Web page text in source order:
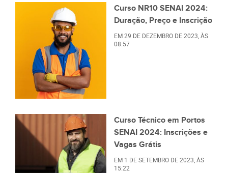
Curso NR10 SENAI 2024:
Duração, Preço e Inscrição
EM29 DE DEZEMBRO DE 2023 , ÀS
08:57
Curso Técnico em Portos
SENAI 2024: Inscrições e
Vagas Grátis
EM 1 DE SETEMBRO DE 2023, ÀS
15:22